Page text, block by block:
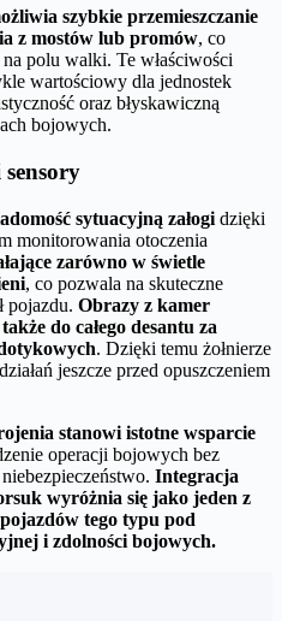
szybkie przemieszczanie
z mostów lub promów, co
polu walki. Te właściwości
wartościowy dla jednostek
oraz błyskawiczną
bojowych.
sytuacyjną załogi dzięki
monitorowania otoczenia
zarówno w świetle
, co pozwala na skuteczne
pojazdu. Obrazy z kamer
do całego desantu za
. Dzięki temu żołnierze
jeszcze przed opuszczeniem
stanowi istotne wsparcie
operacji bojowych bez
Integracja
wyróżnia się jako jeden z
tego typu pod
i zdolności bojowych.